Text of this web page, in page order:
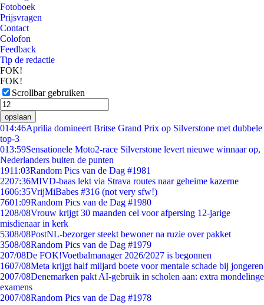
Fotoboek
Prijsvragen
Contact
Colofon
Feedback
Tip de redactie
FOK!
FOK!
Scrollbar gebruiken
opslaan
014:46Aprilia domineert Britse Grand Prix op Silverstone met dubbele
top-3
013:59Sensationele Moto2-race Silverstone levert nieuwe winnaar op,
Nederlanders buiten de punten
1911:03Random Pics van de Dag #1981
2207:36MIVD-baas lekt via Strava routes naar geheime kazerne
1606:35VrijMiBabes #316 (not very sfw!)
7601:09Random Pics van de Dag #1980
1208/08Vrouw krijgt 30 maanden cel voor afpersing 12-jarige
misdienaar in kerk
5308/08PostNL-bezorger steekt bewoner na ruzie over pakket
3508/08Random Pics van de Dag #1979
207/08De FOK!Voetbalmanager 2026/2027 is begonnen
1607/08Meta krijgt half miljard boete voor mentale schade bij jongeren
2007/08Denemarken pakt AI-gebruik in scholen aan: extra mondelinge
examens
2007/08Random Pics van de Dag #1978